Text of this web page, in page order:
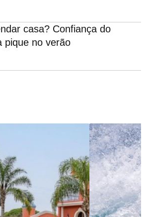
casa? Confiança do
pique no verão